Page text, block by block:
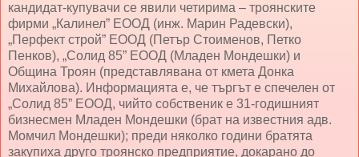
кандидат-купувачи се явили четирима – троянските
фирми „Калинел” ЕООД (инж. Марин Радевски),
„Перфект строй” ЕООД (Петър Стоименов, Петко
Пенков), „Солид 85” ЕООД (Младен Мондешки) и
Община Троян (представлявана от кмета Донка
Михайлова). Информацията е, че търгът е спечелен от
„Солид 85” ЕООД, чийто собственик е 31-годишният
бизнесмен Младен Мондешки (брат на известния адв.
Момчил Мондешки); преди няколко години братята
закупиха друго троянско предприятие, докарано до